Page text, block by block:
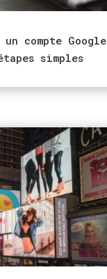
un compte Google
simples